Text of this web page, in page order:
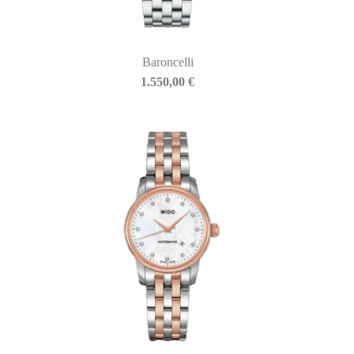
Baroncelli
1.550,00€